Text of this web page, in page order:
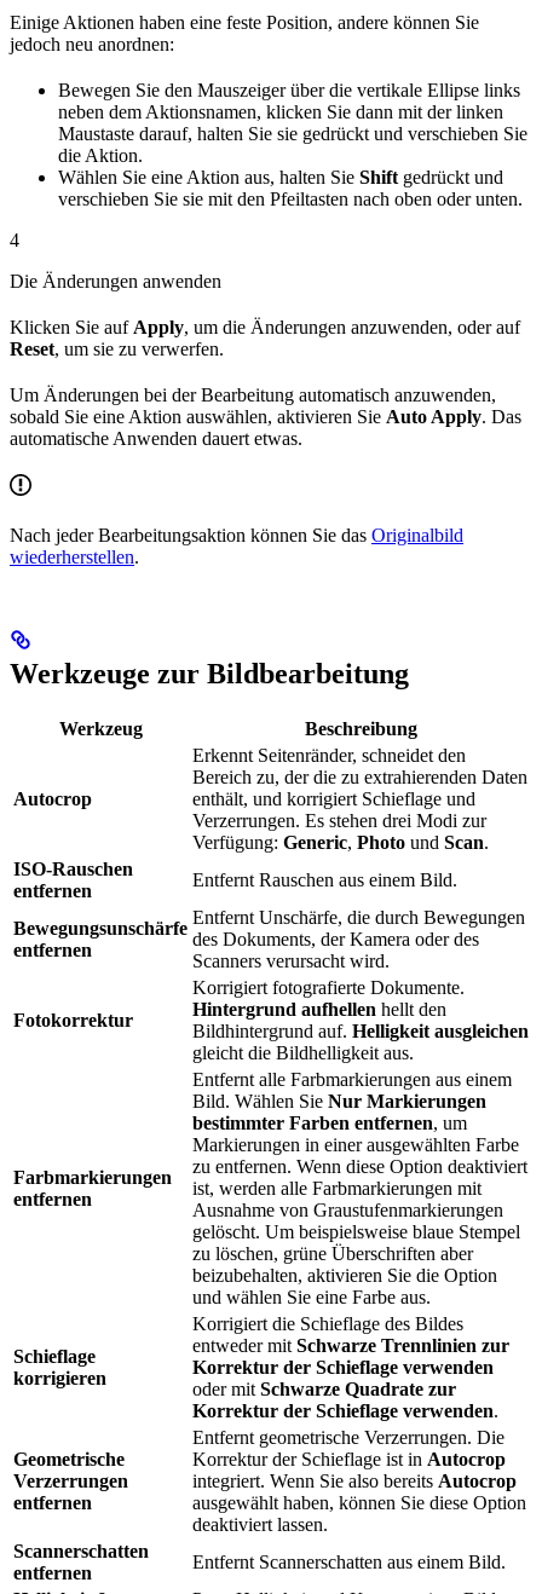
Einige Aktionen haben eine feste Position, andere können Sie
jedoch neu anordnen:
Bewegen Sie den Mauszeiger über die vertikale Ellipse links
neben dem Aktionsnamen, klicken Sie dann mit der linken
Maustaste darauf, halten Sie sie gedrückt und verschieben Sie
die Aktion.
Wählen Sie eine Aktion aus, halten Sie Shift gedrückt und
verschieben Sie sie mit den Pfeiltasten nach oben oder unten.
4
Die Änderungen anwenden
Klicken Sie auf Apply, um die Änderungen anzuwenden, oder auf
Reset, um sie zu verwerfen.
Um Änderungen bei der Bearbeitung automatisch anzuwenden,
sobald Sie eine Aktion auswählen, aktivieren Sie Auto Apply. Das
automatische Anwenden dauert etwas.
Nach jeder Bearbeitungsaktion können Sie das Originalbild
wiederherstellen.
Werkzeuge zur Bildbearbeitung
Werkzeug Beschreibung
Autocrop
Erkennt Seitenränder, schneidet den
Bereich zu, der die zu extrahierenden Daten
enthält, und korrigiert Schieflage und
Verzerrungen. Es stehen drei Modi zur
Verfügung: Generic, Photo und Scan.
ISO-Rauschen
entfernen
Entfernt Rauschen aus einem Bild.
Bewegungsunschärfe
entfernen
Entfernt Unschärfe, die durch Bewegungen
des Dokuments, der Kamera oder des
Scanners verursacht wird.
Fotokorrektur
Korrigiert fotografierte Dokumente.
Hintergrund aufhellen hellt den
Bildhintergrund auf. Helligkeit ausgleichen
gleicht die Bildhelligkeit aus.
Farbmarkierungen
entfernen
Entfernt alle Farbmarkierungen aus einem
Bild. Wählen Sie Nur Markierungen
bestimmter Farben entfernen, um
Markierungen in einer ausgewählten Farbe
zu entfernen. Wenn diese Option deaktiviert
ist, werden alle Farbmarkierungen mit
Ausnahme von Graustufenmarkierungen
gelöscht. Um beispielsweise blaue Stempel
zu löschen, grüne Überschriften aber
beizubehalten, aktivieren Sie die Option
und wählen Sie eine Farbe aus.
Schieflage
korrigieren
Korrigiert die Schieflage des Bildes
entweder mit Schwarze Trennlinien zur
Korrektur der Schieflage verwenden
oder mit Schwarze Quadrate zur
Korrektur der Schieflage verwenden.
Geometrische
Verzerrungen
entfernen
Entfernt geometrische Verzerrungen. Die
Korrektur der Schieflage ist in Autocrop
integriert. Wenn Sie also bereits Autocrop
ausgewählt haben, können Sie diese Option
deaktiviert lassen.
Scannerschatten
entfernen
Entfernt Scannerschatten aus einem Bild.